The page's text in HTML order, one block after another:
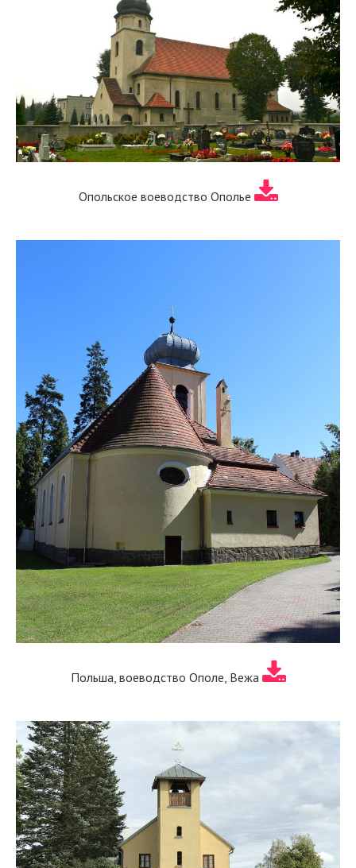
Опольское воеводство Ополье
Польша, воеводство Ополе, Вежа